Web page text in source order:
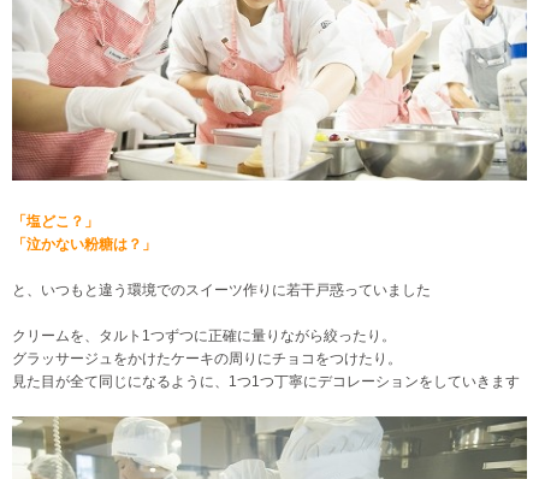
「塩どこ？」
「泣かない粉糖は？」
と、いつもと違う環境でのスイーツ作りに若干戸惑っていました
クリームを、タルト1つずつに正確に量りながら絞ったり。
グラッサージュをかけたケーキの周りにチョコをつけたり。
見た目が全て同じになるように、1つ1つ丁寧にデコレーションをしていきます